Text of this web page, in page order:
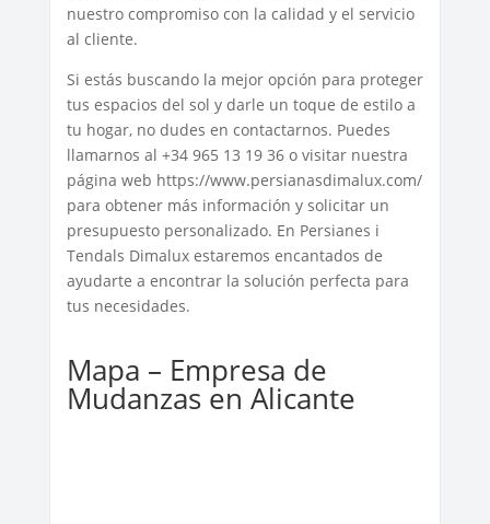
nuestro compromiso con la calidad y el servicio
al cliente.
Si estás buscando la mejor opción para proteger
tus espacios del sol y darle un toque de estilo a
tu hogar, no dudes en contactarnos. Puedes
llamarnos al +34 965 13 19 36 o visitar nuestra
página web https://www.persianasdimalux.com/
para obtener más información y solicitar un
presupuesto personalizado. En Persianes i
Tendals Dimalux estaremos encantados de
ayudarte a encontrar la solución perfecta para
tus necesidades.
Mapa – Empresa de
Mudanzas en Alicante